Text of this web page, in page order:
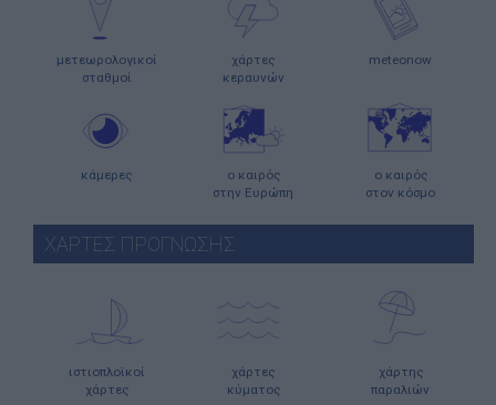
μετεωρολογικοί
σταθμοί
χάρτες
κεραυνών
meteonow
κάμερες
ο καιρός
στην Ευρώπη
ο καιρός
στον κόσμο
ΧΑΡΤΕΣ ΠΡΟΓΝΩΣΗΣ
ιστιοπλοϊκοί
χάρτες
χάρτες
κύματος
χάρτης
παραλιών